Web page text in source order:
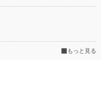
もっと見る